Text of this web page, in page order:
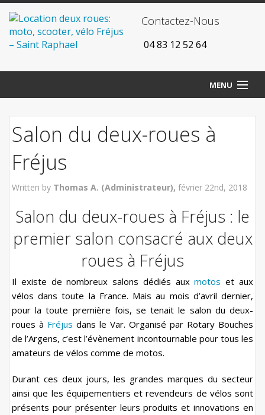
Contactez-Nous
‭ 04 83 12 52 64
MENU
Agences
Vélos
Scooters
Motos
Tarifs
Réservation
Conditions générales
English
Salon du deux-roues à
Fréjus
Written by Thomas A. (Administrateur), février 22nd, 2018
Salon du deux-roues à Fréjus : le
premier salon consacré aux deux
roues à Fréjus
Il existe de nombreux salons dédiés auxmotos et aux
vélos dans toute la France. Mais au mois d’avril dernier,
pour la toute première fois, se tenait le salon du deux-
roues à Fréjus dans le Var. Organisé par Rotary Bouches
de l’Argens, c’est l’évènement incontournable pour tous les
amateurs de vélos comme de motos.
Durant ces deux jours, les grandes marques du secteur
ainsi que les équipementiers et revendeurs de vélos sont
présents pour présenter leurs produits et innovations en